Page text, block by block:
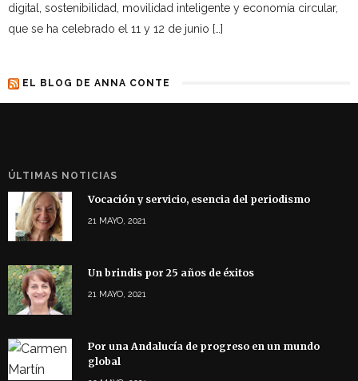
digital, sostenibilidad, movilidad inteligente y economía circular,
que se ha celebrado el 11 y 12 de junio […]
EL BLOG DE ANNA CONTE
ÚLTIMAS NOTICIAS
Vocación y servicio, esencia del periodismo
21 MAYO, 2021
Un brindis por 25 años de éxitos
21 MAYO, 2021
Por una Andalucía de progreso en un mundo
global